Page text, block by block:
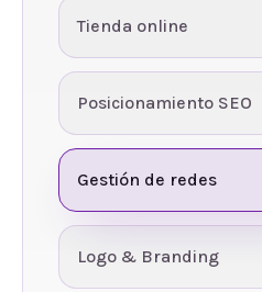
Tienda online
Posicionamiento SEO
Gestión de redes
Logo & Branding